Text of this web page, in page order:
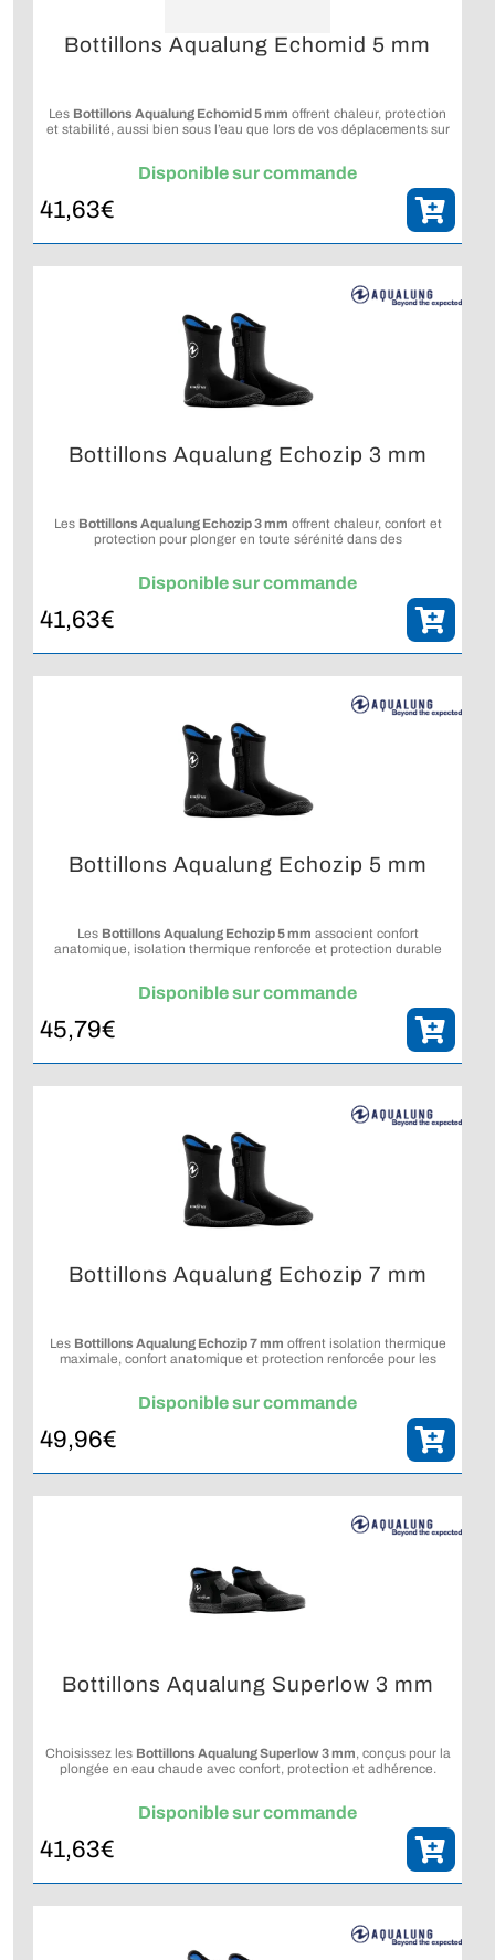
Bottillons Aqualung Echomid 5 mm
Les Bottillons Aqualung Echomid 5 mm offrent chaleur, protection
et stabilité, aussi bien sous l’eau que lors de vos déplacements sur
Disponible sur commande
41,63€
Bottillons Aqualung Echozip 3 mm
Les Bottillons Aqualung Echozip 3 mm offrent chaleur, confort et
protection pour plonger en toute sérénité dans des
Disponible sur commande
41,63€
Bottillons Aqualung Echozip 5 mm
Les Bottillons Aqualung Echozip 5 mm associent confort
anatomique, isolation thermique renforcée et protection durable
Disponible sur commande
45,79€
Bottillons Aqualung Echozip 7 mm
Les Bottillons Aqualung Echozip 7 mm offrent isolation thermique
maximale, confort anatomique et protection renforcée pour les
Disponible sur commande
49,96€
Bottillons Aqualung Superlow 3 mm
Choisissez les Bottillons Aqualung Superlow 3 mm, conçus pour la
plongée en eau chaude avec confort, protection et adhérence.
Disponible sur commande
41,63€